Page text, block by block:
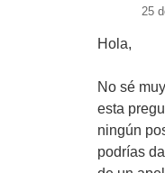
25
Hola,
No sé
esta
ningún
podrías